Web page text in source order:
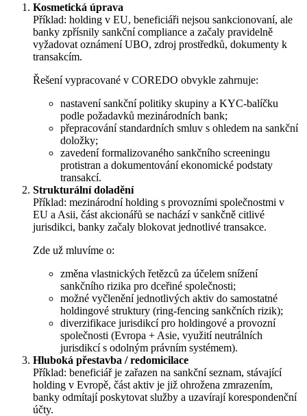
Kosmetická úprava
Příklad: holding v EU, beneficiáři nejsou sankcionovaní, ale
banky zpřísnily sankční compliance a začaly pravidelně
vyžadovat oznámení UBO, zdroj prostředků, dokumenty k
transakcím.
Řešení vypracované v COREDO obvykle zahrnuje:
nastavení sankční politiky skupiny a KYC‑balíčku
podle požadavků mezinárodních bank;
přepracování standardních smluv s ohledem na sankční
doložky;
zavedení formalizovaného sankčního screeningu
protistran a dokumentování ekonomické podstaty
transakcí.
Strukturální doladění
Příklad: mezinárodní holding s provozními společnostmi v
EU a Asii, část akcionářů se nachází v sankčně citlivé
jurisdikci, banky začaly blokovat jednotlivé transakce.
Zde už mluvíme o:
změna vlastnických řetězců za účelem snížení
sankčního rizika pro dceřiné společnosti;
možné vyčlenění jednotlivých aktiv do samostatné
holdingové struktury (ring‑fencing sankčních rizik);
diverzifikace jurisdikcí pro holdingové a provozní
společnosti (Evropa + Asie, využití neutrálních
jurisdikcí s odolným právním systémem).
Hluboká přestavba / redomicilace
Příklad: beneficiář je zařazen na sankční seznam, stávající
holding v Evropě, část aktiv je již ohrožena zmrazením,
banky odmítají poskytovat služby a uzavírají korespondenční
účty.